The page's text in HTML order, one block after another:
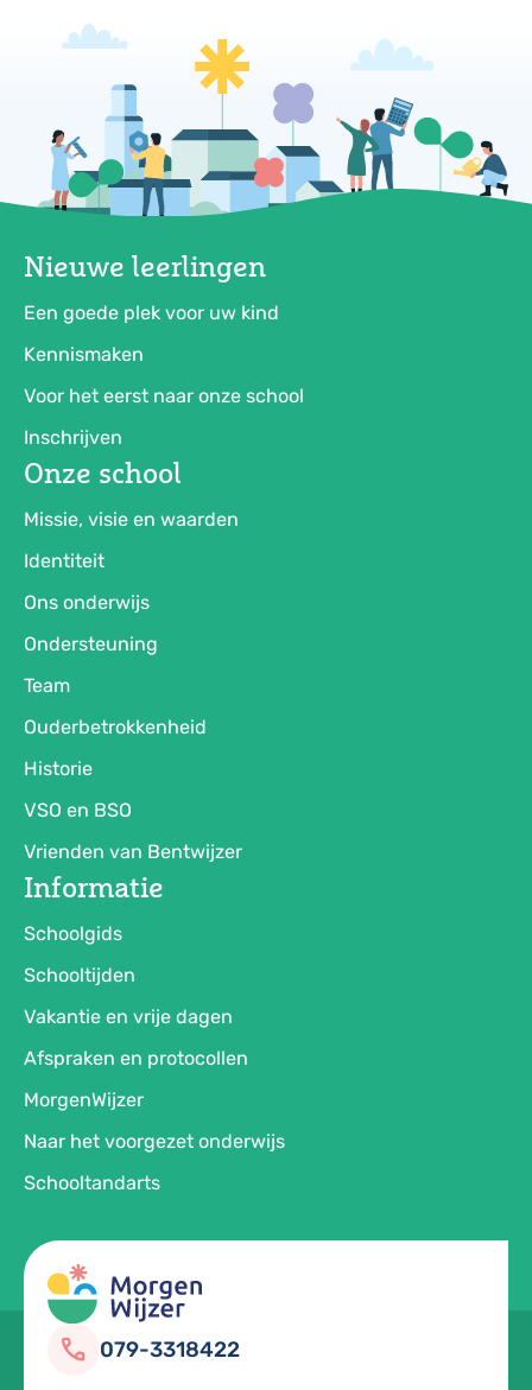
Nieuwe leerlingen
Een goede plek voor uw kind
Kennismaken
Voor het eerst naar onze school
Inschrijven
Onze school
Missie, visie en waarden
Identiteit
Ons onderwijs
Ondersteuning
Team
Ouderbetrokkenheid
Historie
VSO en BSO
Vrienden van Bentwijzer
Informatie
Schoolgids
Schooltijden
Vakantie en vrije dagen
Afspraken en protocollen
MorgenWijzer
Naar het voorgezet onderwijs
Schooltandarts
call 079-3318422